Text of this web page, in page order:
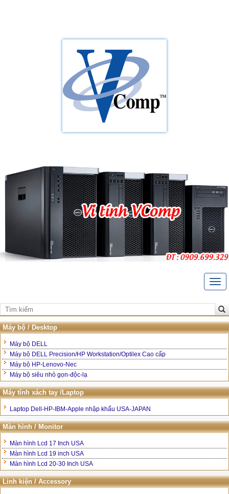
Trang Chủ
Giới thiệu
Bảo hành và hậu mãi
Hướng dẫn mua hàng
Máy bộ / Desktop
Máy bộ DELL
Máy bộ DELL Precision/HP Workstation/Optilex Cao cấp
Máy bộ HP-Lenovo-Nec
Máy bộ siêu nhỏ gọn-độc-lạ
Máy tính xách tay /Laptop
Laptop Dell-HP-IBM-Apple nhập khẩu USA-JAPAN
Màn hình / Monitor
Màn hình Lcd 17 Inch USA
Màn hình Lcd 19 inch USA
Màn hình Lcd 20-30 Inch USA
Linh kiện / Accessory